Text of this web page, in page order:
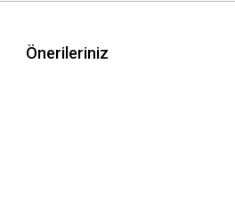
Önerileriniz